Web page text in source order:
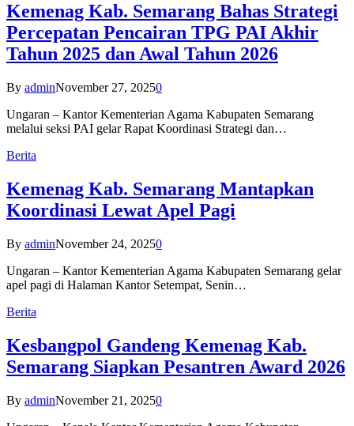
Kemenag Kab. Semarang Bahas Strategi
Percepatan Pencairan TPG PAI Akhir
Tahun 2025 dan Awal Tahun 2026
By adminNovember 27, 20250
Ungaran – Kantor Kementerian Agama Kabupaten Semarang
melalui seksi PAI gelar Rapat Koordinasi Strategi dan…
Berita
Kemenag Kab. Semarang Mantapkan
Koordinasi Lewat Apel Pagi
By adminNovember 24, 20250
Ungaran – Kantor Kementerian Agama Kabupaten Semarang gelar
apel pagi di Halaman Kantor Setempat, Senin…
Berita
Kesbangpol Gandeng Kemenag Kab.
Semarang Siapkan Pesantren Award 2026
By adminNovember 21, 20250